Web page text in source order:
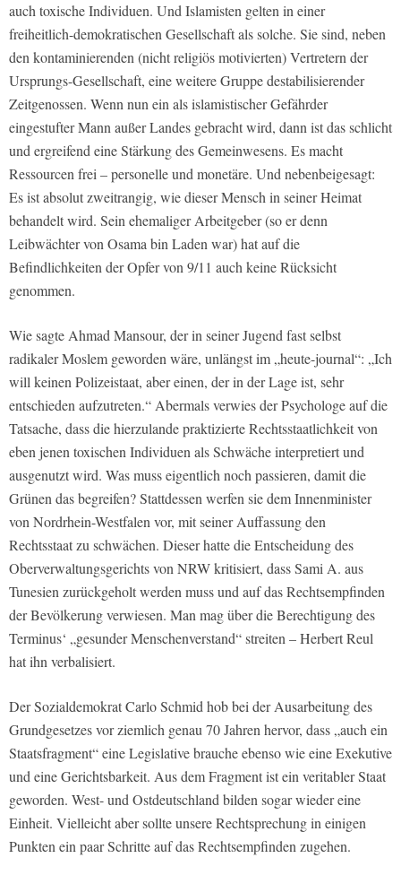
auch toxische Individuen. Und Islamisten gelten in einer
freiheitlich-demokratischen Gesellschaft als solche. Sie sind, neben
den kontaminierenden (nicht religiös motivierten) Vertretern der
Ursprungs-Gesellschaft, eine weitere Gruppe destabilisierender
Zeitgenossen. Wenn nun ein als islamistischer Gefährder
eingestufter Mann außer Landes gebracht wird, dann ist das schlicht
und ergreifend eine Stärkung des Gemeinwesens. Es macht
Ressourcen frei – personelle und monetäre. Und nebenbeigesagt:
Es ist absolut zweitrangig, wie dieser Mensch in seiner Heimat
behandelt wird. Sein ehemaliger Arbeitgeber (so er denn
Leibwächter von Osama bin Laden war) hat auf die
Befindlichkeiten der Opfer von 9/11 auch keine Rücksicht
genommen.
Wie sagte Ahmad Mansour, der in seiner Jugend fast selbst
radikaler Moslem geworden wäre, unlängst im „heute-journal“: „Ich
will keinen Polizeistaat, aber einen, der in der Lage ist, sehr
entschieden aufzutreten.“ Abermals verwies der Psychologe auf die
Tatsache, dass die hierzulande praktizierte Rechtsstaatlichkeit von
eben jenen toxischen Individuen als Schwäche interpretiert und
ausgenutzt wird. Was muss eigentlich noch passieren, damit die
Grünen das begreifen? Stattdessen werfen sie dem Innenminister
von Nordrhein-Westfalen vor, mit seiner Auffassung den
Rechtsstaat zu schwächen. Dieser hatte die Entscheidung des
Oberverwaltungsgerichts von NRW kritisiert, dass Sami A. aus
Tunesien zurückgeholt werden muss und auf das Rechtsempfinden
der Bevölkerung verwiesen. Man mag über die Berechtigung des
Terminus‘ „gesunder Menschenverstand“ streiten – Herbert Reul
hat ihn verbalisiert.
Der Sozialdemokrat Carlo Schmid hob bei der Ausarbeitung des
Grundgesetzes vor ziemlich genau 70 Jahren hervor, dass „auch ein
Staatsfragment“ eine Legislative brauche ebenso wie eine Exekutive
und eine Gerichtsbarkeit. Aus dem Fragment ist ein veritabler Staat
geworden. West- und Ostdeutschland bilden sogar wieder eine
Einheit. Vielleicht aber sollte unsere Rechtsprechung in einigen
Punkten ein paar Schritte auf das Rechtsempfinden zugehen.